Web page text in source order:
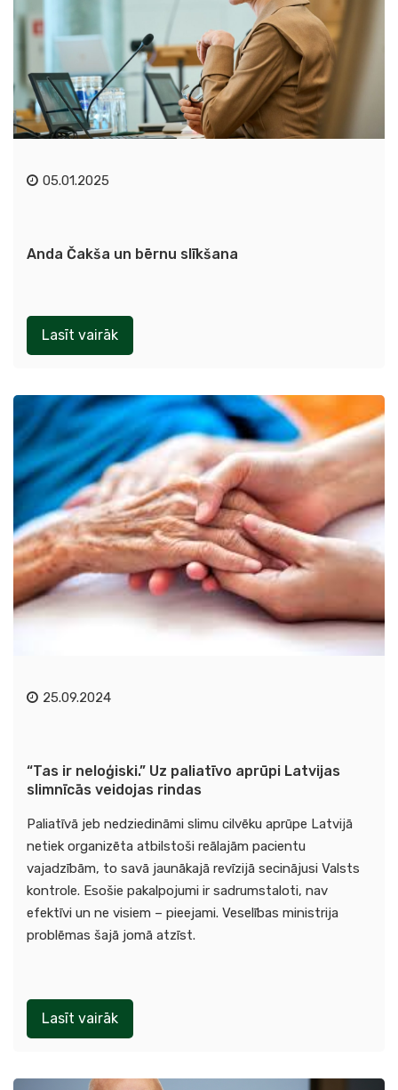
05.01.2025
Anda Čakša un bērnu slīkšana
Lasīt vairāk
25.09.2024
“Tas ir neloģiski.” Uz paliatīvo aprūpi Latvijas
slimnīcās veidojas rindas
Paliatīvā jeb nedziedināmi slimu cilvēku aprūpe Latvijā
netiek organizēta atbilstoši reālajām pacientu
vajadzībām, to savā jaunākajā revīzijā secinājusi Valsts
kontrole. Esošie pakalpojumi ir sadrumstaloti, nav
efektīvi un ne visiem – pieejami. Veselības ministrija
problēmas šajā jomā atzīst.
Lasīt vairāk